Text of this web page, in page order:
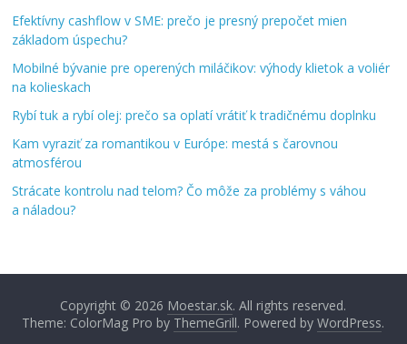
Efektívny cashflow v SME: prečo je presný prepočet mien
základom úspechu?
Mobilné bývanie pre operených miláčikov: výhody klietok a voliér
na kolieskach
Rybí tuk a rybí olej: prečo sa oplatí vrátiť k tradičnému doplnku
Kam vyraziť za romantikou v Európe: mestá s čarovnou
atmosférou
Strácate kontrolu nad telom? Čo môže za problémy s váhou
a náladou?
Copyright © 2026 Moestar.sk. All rights reserved.
Theme: ColorMag Pro by ThemeGrill. Powered byWordPress.